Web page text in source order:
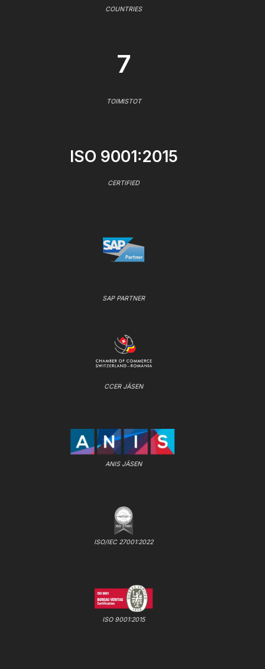
COUNTRIES
7
TOIMISTOT
ISO 9001:2015
CERTIFIED
SAP PARTNER
CCER JÄSEN
ANIS JÄSEN
ISO/IEC 27001:2022
ISO 9001:2015